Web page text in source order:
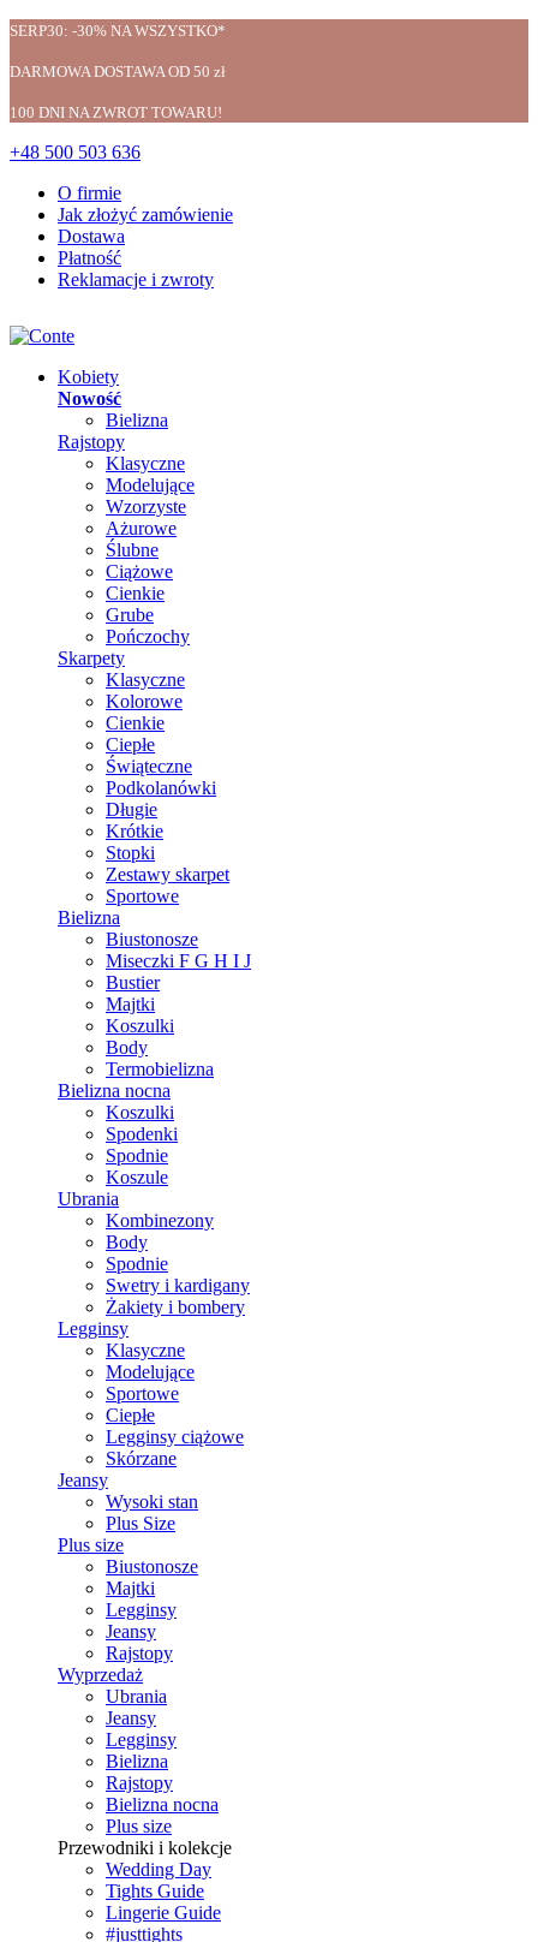
SERP30: -30% NA WSZYSTKO*
DARMOWA DOSTAWA OD 50 zł
100 DNI NA ZWROT TOWARU!
+48 500 503 636
O firmie
Jak złożyć zamówienie
Dostawa
Płatność
Reklamacje i zwroty
Kobiety
Nowość
Bielizna
Rajstopy
Klasyczne
Modelujące
Wzorzyste
Ażurowe
Ślubne
Ciążowe
Cienkie
Grube
Pończochy
Skarpety
Klasyczne
Kolorowe
Cienkie
Ciepłe
Świąteczne
Podkolanówki
Długie
Krótkie
Stopki
Zestawy skarpet
Sportowe
Bielizna
Biustonosze
Miseczki F G H I J
Bustier
Majtki
Koszulki
Body
Termobielizna
Bielizna nocna
Koszulki
Spodenki
Spodnie
Koszule
Ubrania
Kombinezony
Body
Spodnie
Swetry i kardigany
Żakiety i bombery
Legginsy
Klasyczne
Modelujące
Sportowe
Ciepłe
Legginsy ciążowe
Skórzane
Jeansy
Wysoki stan
Plus Size
Plus size
Biustonosze
Majtki
Legginsy
Jeansy
Rajstopy
Wyprzedaż
Ubrania
Jeansy
Legginsy
Bielizna
Rajstopy
Bielizna nocna
Plus size
Przewodniki i kolekcje
Wedding Day
Tights Guide
Lingerie Guide
#justtights